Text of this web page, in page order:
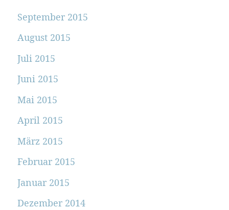
September 2015
August 2015
Juli 2015
Juni 2015
Mai 2015
April 2015
März 2015
Februar 2015
Januar 2015
Dezember 2014